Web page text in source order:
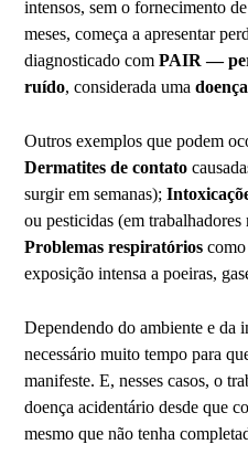
intensos, sem o fornecimento
meses, começa a apresentar
diagnosticado comPAIR —
ruído, considerada uma
Outros exemplos que podem
Dermatites de contato
surgir em semanas);
ou pesticidas (em
Problemas respiratórios
exposição intensa a poeiras,
Dependendo do ambiente e da
necessário muito tempo para
manifeste. E, nesses casos, o
doença acidentário desde que
mesmo que não tenha